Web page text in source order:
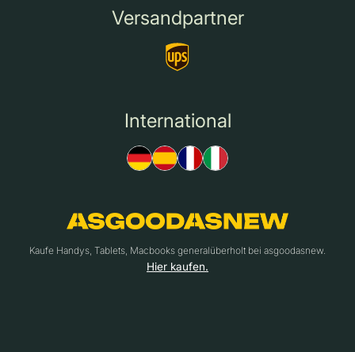
Versandpartner
International
Kaufe Handys, Tablets, Macbooks generalüberholt bei asgoodasnew.
Hier kaufen.